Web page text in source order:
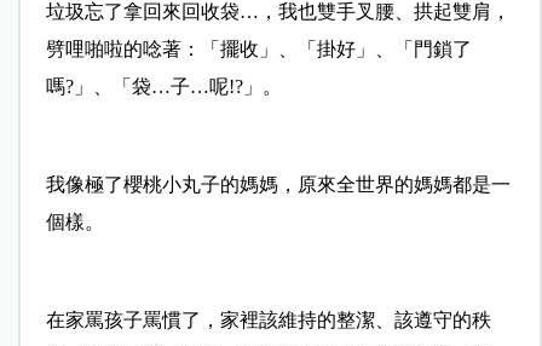
垃圾忘了拿回來回收袋…，我也雙手叉腰、拱起雙肩，
劈哩啪啦的唸著：「擺收」、「掛好」、「門鎖了
嗎?」、「袋…子…呢!?」。
我像極了櫻桃小丸子的媽媽，原來全世界的媽媽都是一
個樣。
在家罵孩子罵慣了，家裡該維持的整潔、該遵守的秩